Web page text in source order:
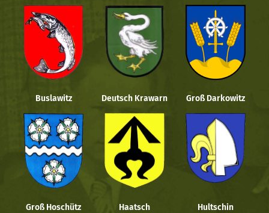
Buslawitz Deutsch Krawarn Groß Darkowitz
Groß Hoschütz Haatsch Hultschin